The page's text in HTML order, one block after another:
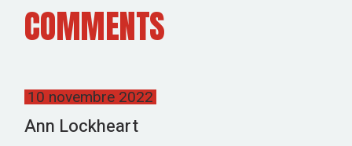
COMMENTS
10 novembre 2022
Ann Lockheart